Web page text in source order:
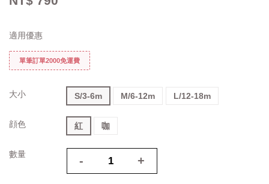
適用優惠
單筆訂單2000免運費
大小 S/3-6m M/6-12m L/12-18m
顔色 紅 咖
數量 - +